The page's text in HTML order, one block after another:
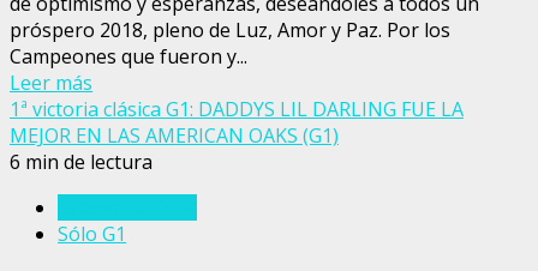
próspero 2018, pleno de Luz, Amor y Paz. Por los
Campeones que fueron y...
Leer más
1ª victoria clásica G1: DADDYS LIL DARLING FUE LA
MEJOR EN LAS AMERICAN OAKS (G1)
6 min de lectura
Sólo G1